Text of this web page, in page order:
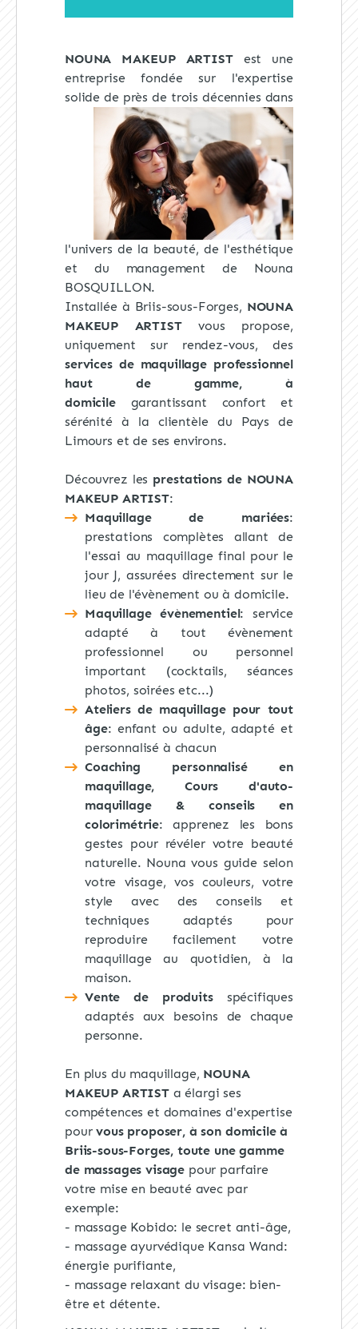
NOUNA MAKEUP ARTISTest une
entreprise fondée sur l'expertise
solidede près de trois décennies dans
l'univers de la beauté, de l'esthétique
et du management de Nouna
BOSQUILLON.
Installée à Briis-sous-Forges, NOUNA
MAKEUP ARTISTvous propose,
uniquement sur rendez-vous, des
services de maquillage professionnel
haut de gamme, à
domicilegarantissant confort et
sérénité à la clientèle du Pays de
Limours et de ses environs.
Découvrez les prestations de NOUNA
MAKEUP ARTIST:
Maquillage de mariées:
prestations complètes allant de
l'essai au maquillage final pour le
jour J, assurées directement sur le
lieu de l'évènement ou à domicile.
Maquillage évènementiel: service
adapté à tout évènement
professionnel ou personnel
important (cocktails, séances
photos, soirées etc...)
Ateliers de maquillage pour tout
âge: enfant ou adulte, adapté et
personnalisé à chacun
Coaching personnalisé en
maquillage, Cours d'auto-
maquillage & conseils en
colorimétrie: apprenez les bons
gestes pour révéler votre beauté
naturelle. Nouna vous guide selon
votre visage, vos couleurs, votre
style avec des conseils et
techniques adaptés pour
reproduire facilement votre
maquillage au quotidien, à la
maison.
Vente de produitsspécifiques
adaptés aux besoins de chaque
personne.
En plus du maquillage, NOUNA
MAKEUP ARTISTa élargi ses
compétences et domaines d'expertise
pourvous proposer, à son domicile à
Briis-sous-Forges, toute une gamme
de massages visage pour parfaire
votre mise en beauté avec par
exemple:
- massage Kobido: le secret anti-âge,
- massage ayurvédique Kansa Wand:
énergie purifiante,
- massage relaxant du visage: bien-
être et détente.